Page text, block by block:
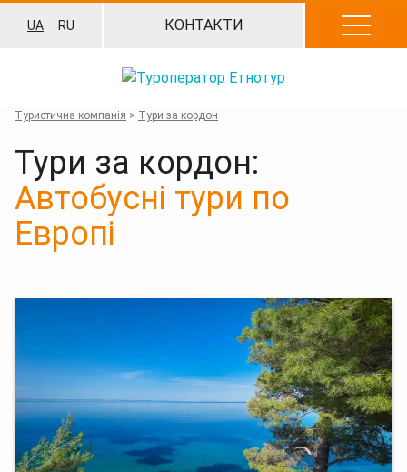
UA RU КОНТАКТИ
Туристична компанія > Тури за кордон
Тури за кордон:
Автобусні тури по
Европі